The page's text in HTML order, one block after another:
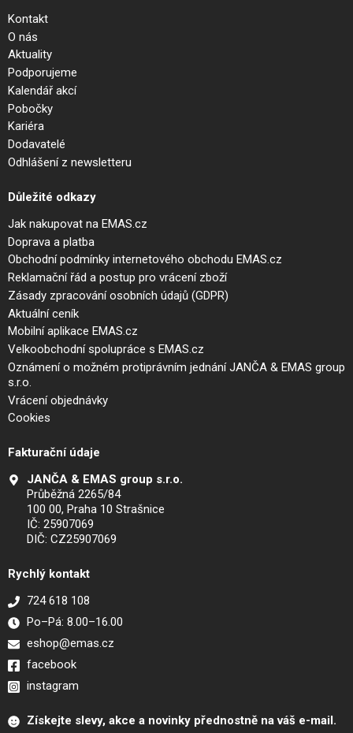
Kontakt
O nás
Aktuality
Podporujeme
Kalendář akcí
Pobočky
Kariéra
Dodavatelé
Odhlášení z newsletteru
Důležité odkazy
Jak nakupovat na EMAS.cz
Doprava a platba
Obchodní podmínky internetového obchodu EMAS.cz
Reklamační řád a postup pro vrácení zboží
Zásady zpracování osobních údajů (GDPR)
Aktuální ceník
Mobilní aplikace EMAS.cz
Velkoobchodní spolupráce s EMAS.cz
Oznámení o možném protiprávním jednání JANČA & EMAS group
s.r.o.
Vrácení objednávky
Cookies
Fakturační údaje
JANČA & EMAS group s.r.o.
Průběžná 2265/84
100 00, Praha 10 Strašnice
IČ: 25907069
DIČ: CZ25907069
Rychlý kontakt
724 618 108
Po–Pá: 8.00–16.00
eshop@emas.cz
facebook
instagram
Získejte slevy, akce a novinky přednostně na váš e-mail.